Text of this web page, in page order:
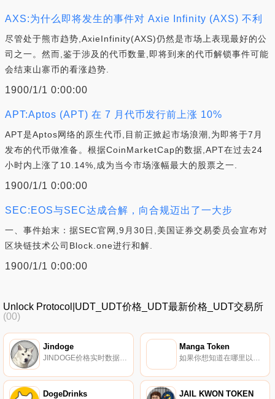
AXS:为什么即将发生的事件对 Axie Infinity (AXS) 不利
尽管处于熊市趋势,AxieInfinity(AXS)仍然是市场上表现最好的公
司之一。然而,鉴于涉及的代币数量,即将到来的代币解锁事件可能
会结束山寨币的看涨趋势.
1900/1/1 0:00:00
APT:Aptos (APT) 在 7 月代币发行前上涨 10%
APT是Aptos网络的原生代币,目前正掀起市场浪潮,为即将于7月
发布的代币做准备。根据CoinMarketCap的数据,APT在过去24
小时内上涨了10.14%,成为当今市场涨幅最大的股票之一.
1900/1/1 0:00:00
SEC:EOS与SEC达成合解，向合规迈出了一大步
一、事件始末：据SEC官网,9月30日,美国证券交易委员会宣布对
区块链技术公司Block.one进行和解.
1900/1/1 0:00:00
Unlock Protocol|UDT_UDT价格_UDT最新价格_UDT交易所
(00)
Jindoge
JINDOGE价格实时数据Jindoge（JINDOGE）是一种加密货币,在以太坊平台上运行。Jindoge的当前电源为0。Jindoge的最后一个已知价格是0美元,在过去24小时内上涨了0.00。更多信息请访问https://jindogecoin.com/.
Manga Token
如果你想知道在哪里以当前价格购买Manga Token,目前交易{Manga Token]股票的顶级加密货币交易所是PancakeSwap（V2）和Bilaxy。您可以在我们的加密货币交易所页面上找到其他列表。网络上的数字漫画发行是一个快速发展的行业.
DogeDrinks JAIL KWON TOKEN